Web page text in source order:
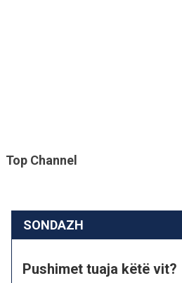
Top Channel
SONDAZH
Pushimet tuaja këtë vit?